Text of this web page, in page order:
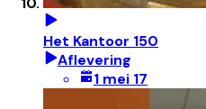
Het Kantoor 150
Aflevering
1 mei 17